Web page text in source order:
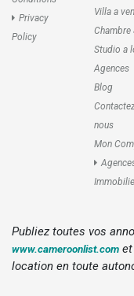
Privacy
Policy
Villa a
Chambre
Studio a
Agences
Blog
nous
Mon
Publiez toutes vos
www.cameroonlist.com
location en toute